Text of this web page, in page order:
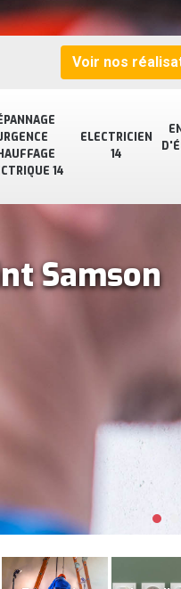
14
ELECTRICIEN
14
Voir nos
Samson